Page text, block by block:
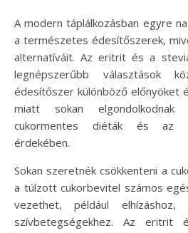
A modern táplálkozásban egyre nagyobb szerepet kapnak
a természetes édesítőszerek,
alternatíváit. Az eritrit és a
legnépszerűbb választások
édesítőszer különböző előnyöket
miatt sokan
cukormentes diéták és az
érdekében.
Sokan szeretnék csökkenteni a
a túlzott cukorbevitel számos
vezethet, például elhízáshoz,
szívbetegségekhez. Az